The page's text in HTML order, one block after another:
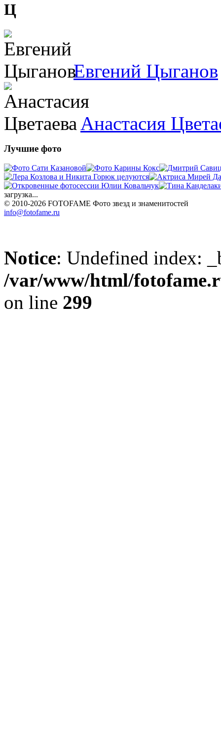
Ц
Евгений Цыганов
Анастасия
Лучшие фото
загрузка...
© 2010-2026 FOTOFAME Фото звезд и знаменитостей
info@fotofame.ru
Notice: Undefined index:
/var/www/html/
on line 299